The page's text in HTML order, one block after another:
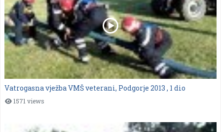
Vatrogasna vježba VMŠ veterani, Podgorje 2013 , 1 dio
1571 views